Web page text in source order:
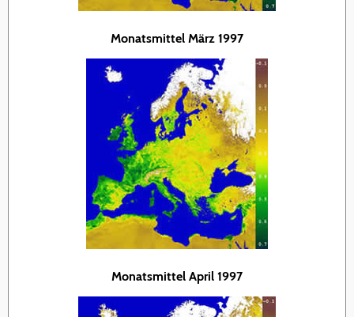
Monatsmittel März 1997
Monatsmittel April 1997